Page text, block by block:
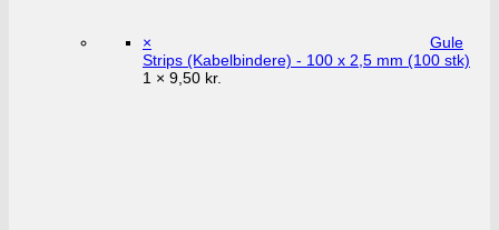
×
Gule
Strips (Kabelbindere) - 100 x 2,5 mm (100 stk)
1 × 9,50 kr.